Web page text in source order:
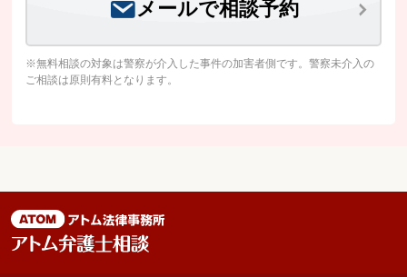
メールで相談予約
※無料相談の対象は警察が介入した事件の加害者側です。警察未介入の
ご相談は原則有料となります。